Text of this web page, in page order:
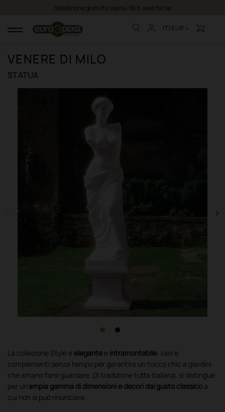
Spedizione gratuita sopra i 99 €, reso facile
navigazione IT/EUR
VENERE DI MILO
STATUA
La collezione Style è elegante e intramontabile: vasi e
complementi senza tempo per garantire un tocco chic a giardini
che amano farsi guardare. Di tradizione tutta italiana, si distingue
per un'ampia gamma di dimensioni e decori dal gusto classico a
cui non si può rinunciare.